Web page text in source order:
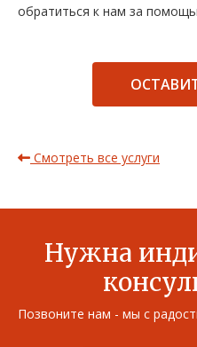
обратиться к нам за
Смотреть все услуги
Нужна
Позвоните нам - мы с